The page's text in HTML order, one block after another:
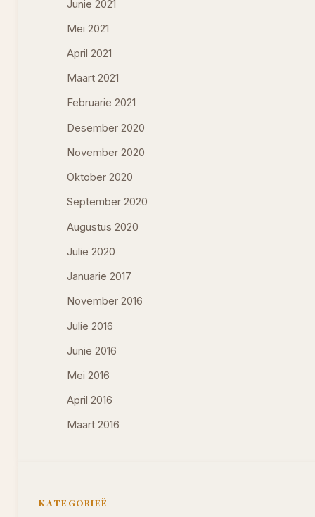
Junie 2021
Mei 2021
April 2021
Maart 2021
Februarie 2021
Desember 2020
November 2020
Oktober 2020
September 2020
Augustus 2020
Julie 2020
Januarie 2017
November 2016
Julie 2016
Junie 2016
Mei 2016
April 2016
Maart 2016
KATEGORIEË